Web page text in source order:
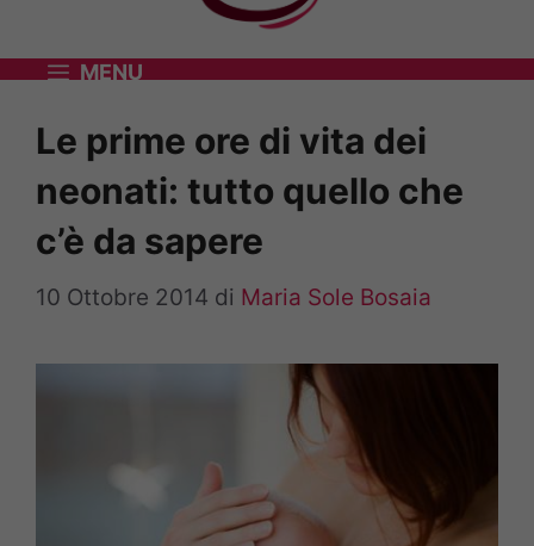
MENU
Le prime ore di vita dei
neonati: tutto quello che
c’è da sapere
10 Ottobre 2014 di Maria Sole Bosaia